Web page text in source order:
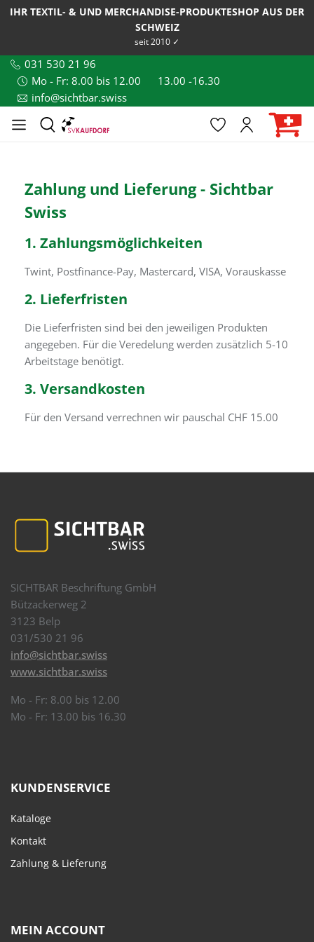
IHR TEXTIL- & UND MERCHANDISE-PRODUKTESHOP AUS DER
SCHWEIZ
seit 2010 ✓
031 530 21 96
Mo - Fr: 8.00 bis 12.00
13.00 -16.30
info@sichtbar.swiss
Zahlung und Lieferung - Sichtbar
Swiss
1. Zahlungsmöglichkeiten
Twint, Postfinance-Pay, Mastercard, VISA, Vorauskasse
2. Lieferfristen
Die Lieferfristen sind bei den jeweiligen Produkten
angegeben. Für die Veredelung werden zusätzlich 5-10
Arbeitstage benötigt.
3. Versandkosten
Für den Versand verrechnen wir pauschal CHF 15.00
SICHTBAR Beschriftung GmbH
Bützackerweg 2
3123 Belp
031/530 21 96
info@sichtbar.swiss
www.sichtbar.swiss
Mo - Fr: 8.00 bis 12.00
Mo - Fr: 13.00 bis 16.30
KUNDENSERVICE
Kataloge
Kontakt
Zahlung & Lieferung
MEIN ACCOUNT